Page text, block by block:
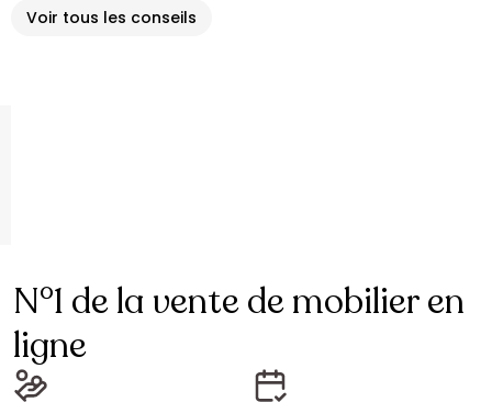
Voir tous les conseils
N°1 de la vente de mobilier en
ligne